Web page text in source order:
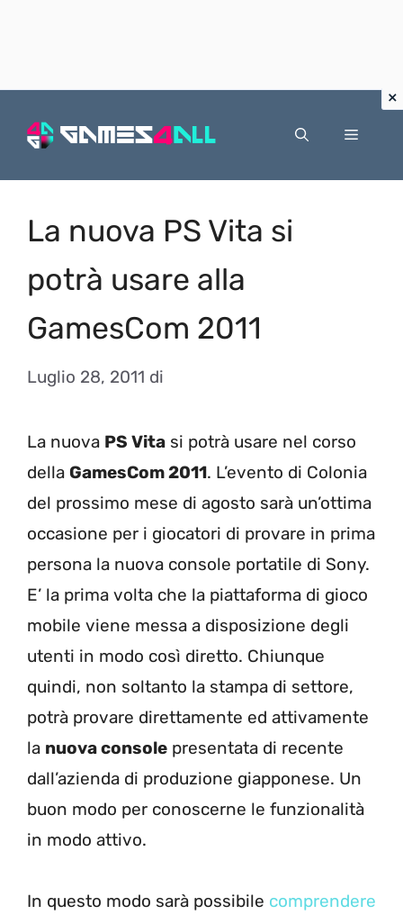
Menu
La nuova PS Vita si
potrà usare alla
GamesCom 2011
Luglio 28, 2011 di
La nuova PS Vita si potrà usare nel corso
della GamesCom 2011. L’evento di Colonia
del prossimo mese di agosto sarà un’ottima
occasione per i giocatori di provare in prima
persona la nuova console portatile di Sony.
E’ la prima volta che la piattaforma di gioco
mobile viene messa a disposizione degli
utenti in modo così diretto. Chiunque
quindi, non soltanto la stampa di settore,
potrà provare direttamente ed attivamente
la nuova console presentata di recente
dall’azienda di produzione giapponese. Un
buon modo per conoscerne le funzionalità
in modo attivo.
In questo modo sarà possibile comprendere